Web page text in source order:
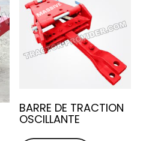
BARRE DE TRACTION
OSCILLANTE